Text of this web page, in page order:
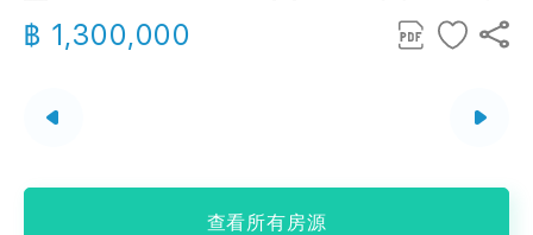
฿ 1,300,000
查看所有房源